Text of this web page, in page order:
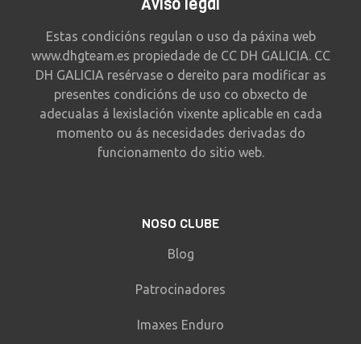
Estas condicións regulan o uso da páxina web
www.dhgteam.es propiedade de CC DH GALICIA. CC
DH GALICIA resérvase o dereito para modificar as
presentes condicións de uso co obxecto de
adecualas á lexislación vixente aplicable en cada
momento ou ás necesidades derivadas do
funcionamento do sitio web.
NOSO CLUBE
Blog
Patrocinadores
Imaxes Enduro